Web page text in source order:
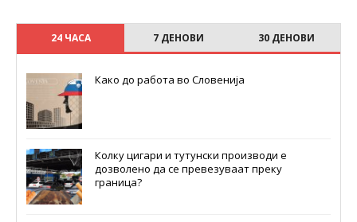
24 ЧАСА 7 ДЕНОВИ 30 ДЕНОВИ
Како до работа во Словенија
Колку цигари и тутунски производи е
дозволено да се превезуваат преку
граница?